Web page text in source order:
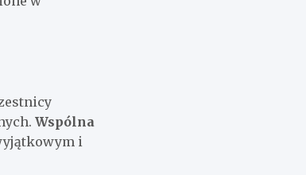
Wspólna
i